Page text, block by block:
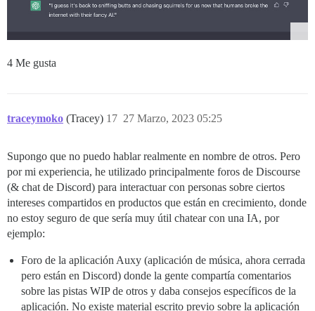
4 Me gusta
traceymoko (Tracey) 27 Marzo, 2023 05:25
17
Supongo que no puedo hablar realmente en nombre de otros. Pero
por mi experiencia, he utilizado principalmente foros de Discourse
(& chat de Discord) para interactuar con personas sobre ciertos
intereses compartidos en productos que están en crecimiento, donde
no estoy seguro de que sería muy útil chatear con una IA, por
ejemplo:
Foro de la aplicación Auxy (aplicación de música, ahora cerrada
pero están en Discord) donde la gente compartía comentarios
sobre las pistas WIP de otros y daba consejos específicos de la
aplicación. No existe material escrito previo sobre la aplicación